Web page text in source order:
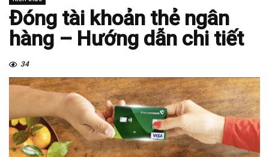
Đóng tài khoản thẻ ngân
hàng – Hướng dẫn chi tiết
34